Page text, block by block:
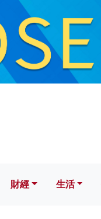
生活 健康
財經 生活